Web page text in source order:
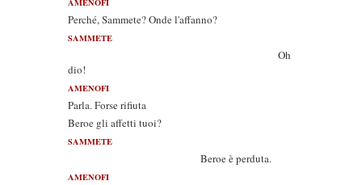
Perché, Sammete? Onde l'affanno?
SAMMETE
Oh
dio!
AMENOFI
Parla. Forse rifiuta
Beroe gli affetti tuoi?
SAMMETE
Beroe è perduta.
AMENOFI